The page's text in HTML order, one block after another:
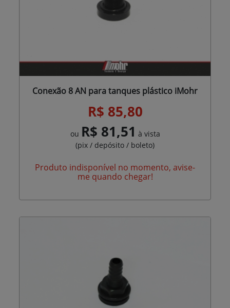
Conexão 8 AN para tanques plástico iMohr
R$ 85,80
ou R$ 81,51 à vista
(pix / depósito / boleto)
Produto indisponível no momento, avise-
me quando chegar!